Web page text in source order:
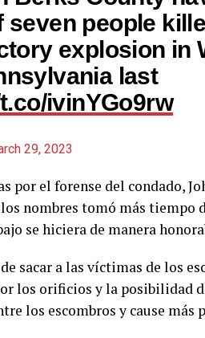
seven people
explosion in
last
ivinYGo9rw
29, 2023
por el forense del condado,
nombres tomó más tiempo
se hiciera de manera
sacar a las víctimas de los
los orificios y la posibilidad
los escombros y cause más